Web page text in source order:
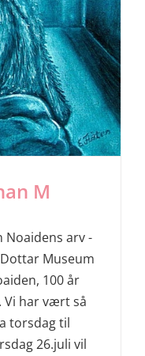
M
arv -
Museum
100 år
Vi har vært så
torsdag til
26.juli vil